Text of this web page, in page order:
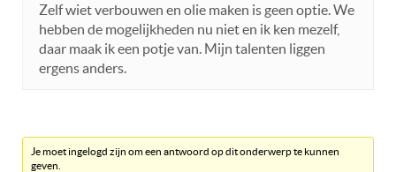
Zelf wiet verbouwen en olie maken is geen optie. We
hebben de mogelijkheden nu niet en ik ken mezelf,
daar maak ik een potje van. Mijn talenten liggen
ergens anders.
Je moet ingelogd zijn om een antwoord op dit onderwerp te kunnen
geven.